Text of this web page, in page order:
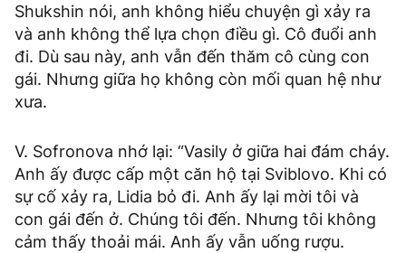
Shukshin nói, anh không hiểu chuyện gì xảy ra
và anh không thể lựa chọn điều gì. Cô đuổi anh
đi. Dù sau này, anh vẫn đến thăm cô cùng con
gái. Nhưng giữa họ không còn mối quan hệ như
xưa.
V. Sofronova nhớ lại: “Vasily ở giữa hai đám cháy.
Anh ấy được cấp một căn hộ tại Sviblovo. Khi có
sự cố xảy ra, Lidia bỏ đi. Anh ấy lại mời tôi và
con gái đến ở. Chúng tôi đến. Nhưng tôi không
cảm thấy thoải mái. Anh ấy vẫn uống rượu.